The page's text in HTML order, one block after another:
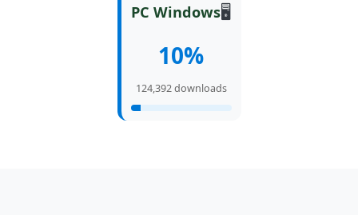
PC Windows🖥️
10%
124,392 downloads